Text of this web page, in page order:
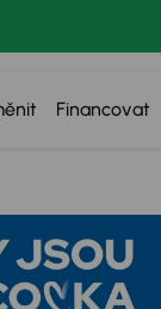
Financovat
vše